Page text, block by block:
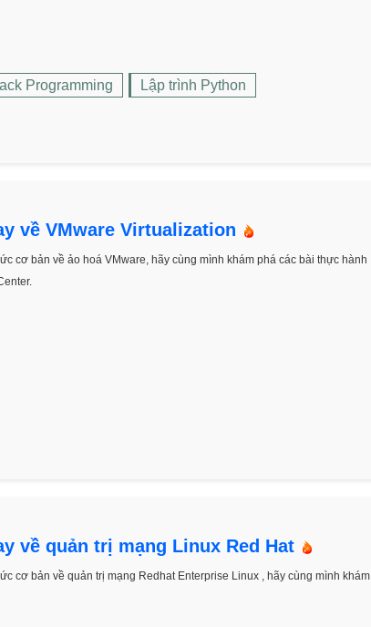
Programming Lập trình Python
về VMware Virtualization
cơ bản về ảo hoá VMware, hãy cùng mình khám phá các bài thực hành
về quản trị mạng Linux Red Hat
cơ bản về quản trị mạng Redhat Enterprise Linux , hãy cùng mình khám